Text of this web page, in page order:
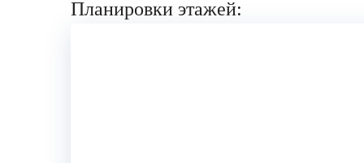
Планировки этажей: